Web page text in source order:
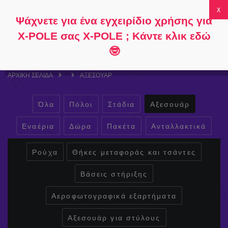
το
το
ερωτήσεις
μου
ΑΡΧΙΚΉ ΣΕΛΊΔΑ ΑΞΕΣΟΥΆΡ
Όλα Πόλοι Στάδια Αξεσουάρ
Εναέρια Δώρα Πακέτα Ανταλλακτικά
Ρούχα Θήκες μεταφοράς και τσάντες
Βάσεις στήριξης
Αεροφωτογραφικά εξαρτήματα
Αξεσουάρ για στύλους
Ψάχνετε για ένα εγχειρίδιο χρήσης για
X-POLE σας X-POLE ; Κάντε κλικ εδώ
🤓